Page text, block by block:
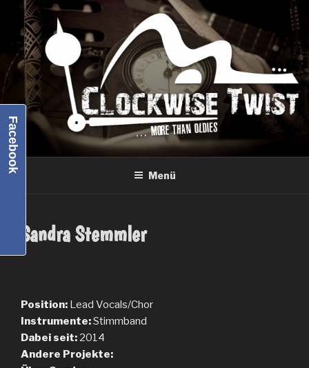
Inhalt
springen
Menü
Sandra Stemmler
Position: Lead Vocals/Chor
Instrumente:Stimmband
Dabei seit: 2014
Andere Projekte:
Facebook